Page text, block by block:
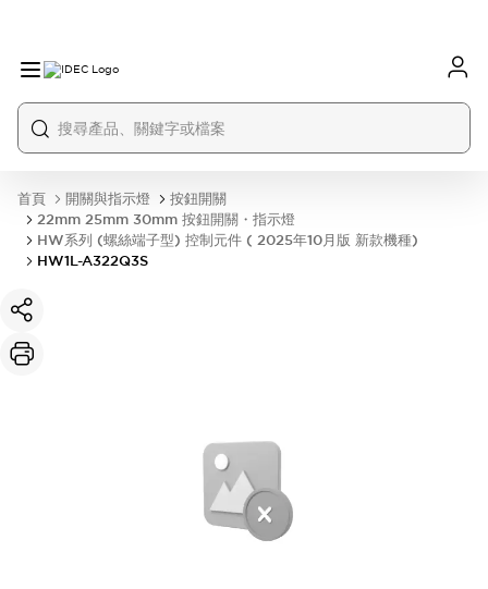
首頁 開關與指示燈
按鈕開關
22mm 25mm 30mm 按鈕開關・指示燈
HW系列 (螺絲端子型) 控制元件 ( 2025年10月版 新款機種)
HW1L-A322Q3S